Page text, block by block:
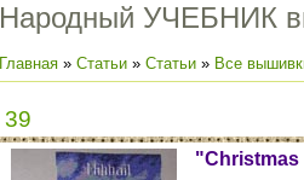
Народный УЧЕБНИК
Главная » Статьи » Статьи » Все
39
"Christmas